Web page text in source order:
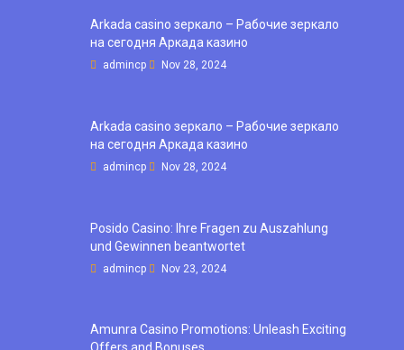
Arkada casino зеркало – Рабочие зеркало
на сегодня Аркада казино
admincp Nov 28, 2024
Arkada casino зеркало – Рабочие зеркало
на сегодня Аркада казино
admincp Nov 28, 2024
Posido Casino: Ihre Fragen zu Auszahlung
und Gewinnen beantwortet
admincp Nov 23, 2024
Amunra Casino Promotions: Unleash Exciting